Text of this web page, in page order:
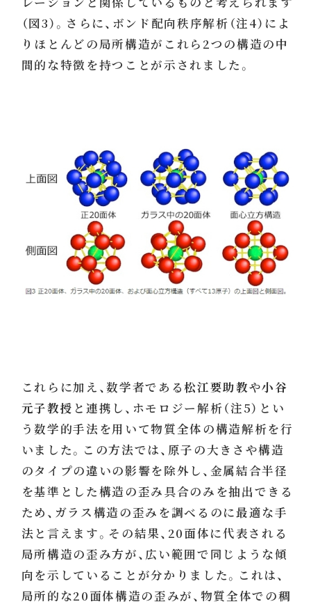
（図3）。さらに、ボンド配向秩序解析（注4）によ
りほとんどの局所構造がこれら2つの構造の中
間的な特徴を持つことが示されました。
これらに加え、数学者である松江要助教や小谷
元子教授 と連携し、ホモロジー解析（注5）とい
う数学的手法を用いて物質全体の構造解析を行
いました。この方法では、原子の大きさや構造
のタイプの違いの影響を除外し、金属結合半径
を基準とした構造の歪み具合のみを抽出できる
ため、ガラス構造の歪みを調べるのに最適な手
法と言えます。その結果、20面体に代表される
局所構造の歪み方が、広い範囲で同じような傾
向を示していることが分かりました。これは、
局所的な20面体構造の歪みが、物質全体での稠